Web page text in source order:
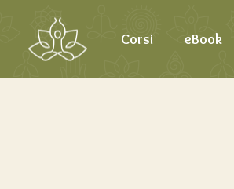
Corsi eBook